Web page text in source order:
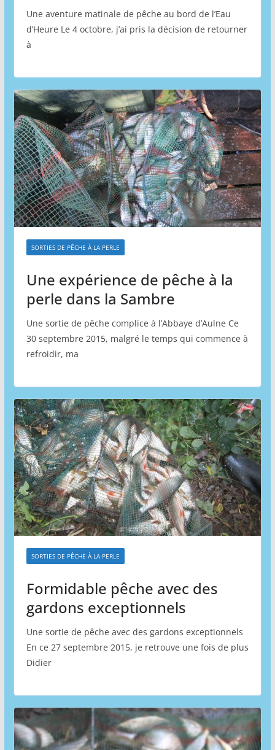
Une aventure matinale de pêche au bord de l’Eau
d’Heure Le 4 octobre, j’ai pris la décision de retourner
à
SORTIES DE PÊCHE À LA PERLE
Une expérience de pêche à la
perle dans la Sambre
Une sortie de pêche complice à l’Abbaye d’Aulne Ce
30 septembre 2015, malgré le temps qui commence à
refroidir, ma
SORTIES DE PÊCHE À LA PERLE
Formidable pêche avec des
gardons exceptionnels
Une sortie de pêche avec des gardons exceptionnels
En ce 27 septembre 2015, je retrouve une fois de plus
Didier